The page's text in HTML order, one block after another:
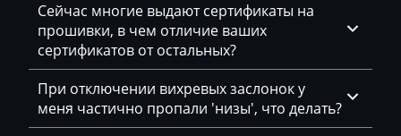
Doppstadt
Dynapac
EcoLog
Eggersmann
Сейчас многие выдают сертификаты на
прошивки, в чем отличие ваших
сертификатов от остальных?
При отключении вихревых заслонок у
меня частично пропали 'низы', что делать?